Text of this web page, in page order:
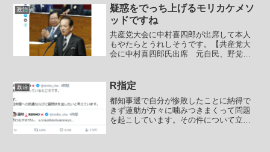
す。なにせJKという設定だったのにこん
なツイー...
政治
疑惑をでっち上げるモリカケメソ
ッドですね
共産党大会に中村喜四郎が出席して本人
もやたらとうれしそうです。【共産党大
会に中村喜四郎氏出席 元自民、野党連
郎衆院議員を「特別ゲスト」として招待
した。昨年の高知県知事...
政治 R指定
都知事選で自分が惨敗したことに納得で
きず蓮舫が方々に噛みつきまくって問題
を起こしています。その件について立憲